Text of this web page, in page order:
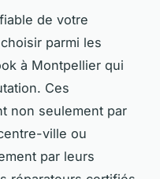
de votre
parmi les
à Montpellier qui
Ces
non seulement par
ville ou
par leurs